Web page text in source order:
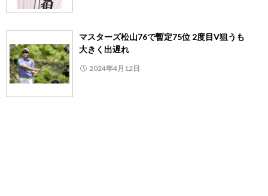
マスターズ松山76で暫定75位 2度目V狙うも
大きく出遅れ
2024年4月12日